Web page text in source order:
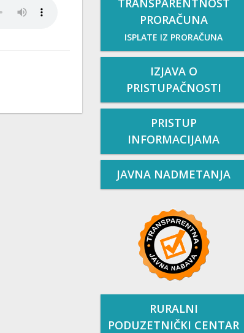
PRORAČUNA
ISPLATE IZ PRORAČUNA
IZJAVA O
PRISTUPAČNOSTI
PRISTUP
INFORMACIJAMA
JAVNA NADMETANJA
RURALNI
PODUZETNIČKI CENTAR